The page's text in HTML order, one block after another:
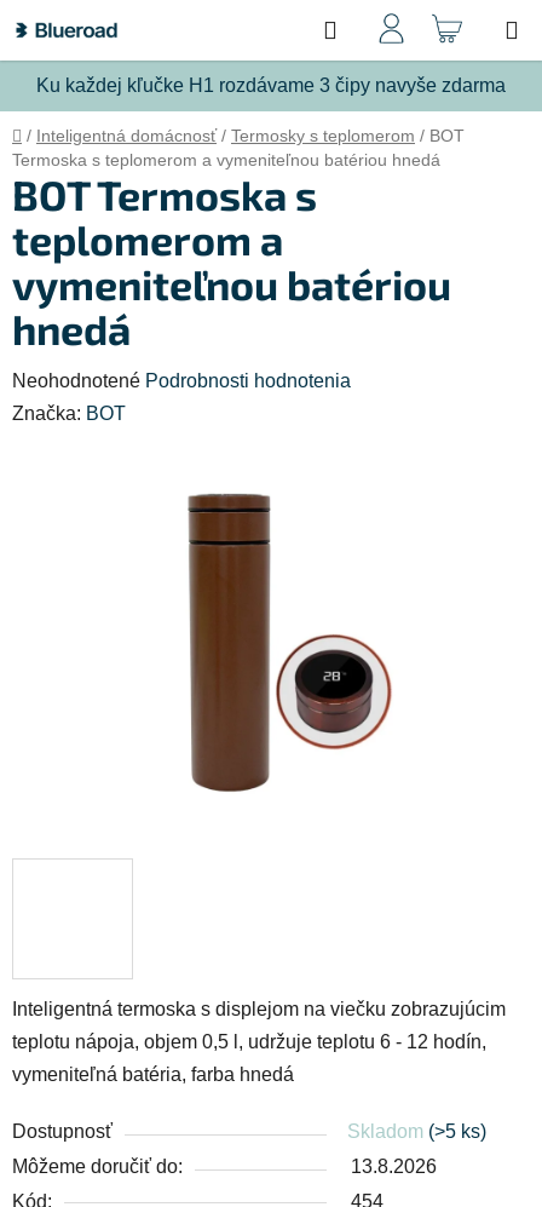
na
obsah
Ku každej kľučke H1 rozdávame 3 čipy navyše zdarma
Hľadať
Domov
/ Inteligentná domácnosť / Termosky s teplomerom / BOT
Termoska s teplomerom a vymeniteľnou batériou hnedá
Inteligentná termoska s displejom na viečku zobrazujúcim
teplotu nápoja, objem 0,5 l, udržuje teplotu 6 - 12 hodín,
vymeniteľná batéria, farba hnedá
Dostupnosť Skladom (>5 ks)
Môžeme doručiť do:
13.8.2026
Kód:
454
BOT Termoska s
teplomerom a
vymeniteľnou batériou
hnedá
Priemerné
hodnotenie
Neohodnotené Podrobnosti hodnotenia
Značka: BOT